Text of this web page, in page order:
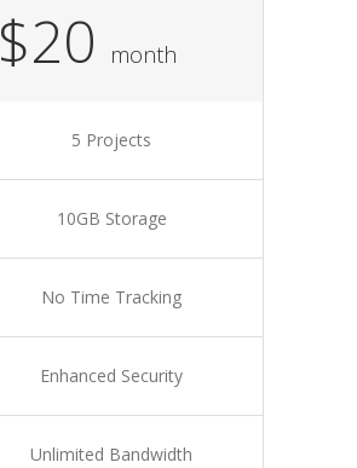
$20 month
5 Projects
10GB Storage
No Time Tracking
Enhanced Security
Unlimited Bandwidth